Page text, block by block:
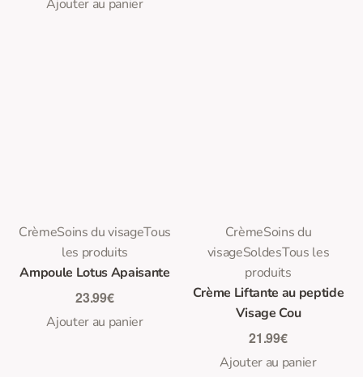
Ajouter au panier
CrèmeSoins du visageTous
les produits
Ampoule Lotus Apaisante
23.99€
Ajouter au panier
CrèmeSoins du
visageSoldesTous les
produits
Crème Liftante au peptide
Visage Cou
21.99€
Ajouter au panier